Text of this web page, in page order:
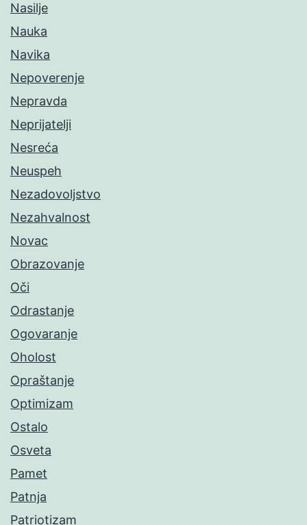
Nasilje
Nauka
Navika
Nepoverenje
Nepravda
Neprijatelji
Nesreća
Neuspeh
Nezadovoljstvo
Nezahvalnost
Novac
Obrazovanje
Oči
Odrastanje
Ogovaranje
Oholost
Opraštanje
Optimizam
Ostalo
Osveta
Pamet
Patnja
Patriotizam